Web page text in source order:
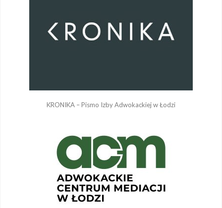
KRONIKA – Pismo Izby Adwokackiej w Łodzi